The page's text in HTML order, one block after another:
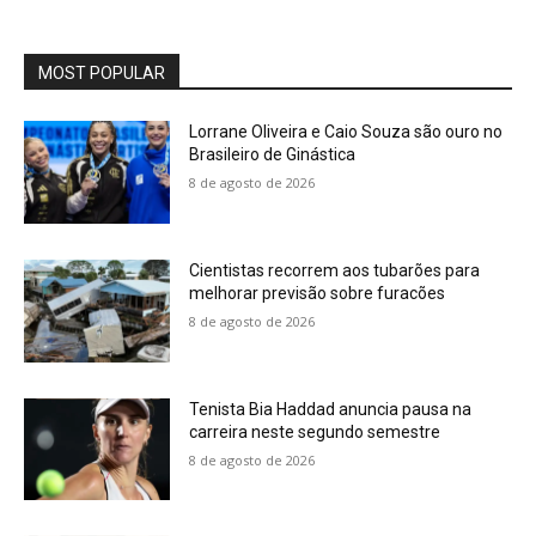
MOST POPULAR
Lorrane Oliveira e Caio Souza são ouro no
Brasileiro de Ginástica
8 de agosto de 2026
Cientistas recorrem aos tubarões para
melhorar previsão sobre furacões
8 de agosto de 2026
Tenista Bia Haddad anuncia pausa na
carreira neste segundo semestre
8 de agosto de 2026